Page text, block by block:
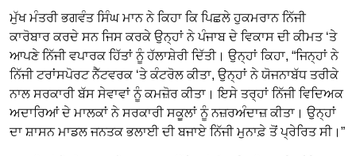
ਮੁੱਖ ਮੰਤਰੀ ਭਗਵੰਤ ਸਿੰਘ ਮਾਨ ਨੇ ਕਿਹਾ ਕਿ ਪਿਛਲੇ ਹੁਕਮਰਾਨ ਨਿੱਜੀ
ਕਾਰੋਬਾਰ ਕਰਦੇ ਸਨ ਜਿਸ ਕਰਕੇ ਉਨ੍ਹਾਂ ਨੇ ਪੰਜਾਬ ਦੇ ਵਿਕਾਸ ਦੀ ਕੀਮਤ ‘ਤੇ
ਆਪਣੇ ਨਿੱਜੀ ਵਪਾਰਕ ਹਿੱਤਾਂ ਨੂੰ ਹੱਲਾਸ਼ੇਰੀ ਦਿੱਤੀ। ਉਨ੍ਹਾਂ ਕਿਹਾ, “ਜਿਨ੍ਹਾਂ ਨੇ
ਨਿੱਜੀ ਟਰਾਂਸਪੋਰਟ ਨੈੱਟਵਰਕ ‘ਤੇ ਕੰਟਰੋਲ ਕੀਤਾ, ਉਨ੍ਹਾਂ ਨੇ ਯੋਜਨਾਬੱਧ ਤਰੀਕੇ
ਨਾਲ ਸਰਕਾਰੀ ਬੱਸ ਸੇਵਾਵਾਂ ਨੂੰ ਕਮਜ਼ੋਰ ਕੀਤਾ। ਇਸੇ ਤਰ੍ਹਾਂ ਨਿੱਜੀ ਵਿਦਿਅਕ
ਅਦਾਰਿਆਂ ਦੇ ਮਾਲਕਾਂ ਨੇ ਸਰਕਾਰੀ ਸਕੂਲਾਂ ਨੂੰ ਨਜ਼ਰਅੰਦਾਜ਼ ਕੀਤਾ। ਉਨ੍ਹਾਂ
ਦਾ ਸ਼ਾਸਨ ਮਾਡਲ ਜਨਤਕ ਭਲਾਈ ਦੀ ਬਜਾਏ ਨਿੱਜੀ ਮੁਨਾਫ਼ੇ ਤੋਂ ਪ੍ਰੇਰਿਤ ਸੀ।”